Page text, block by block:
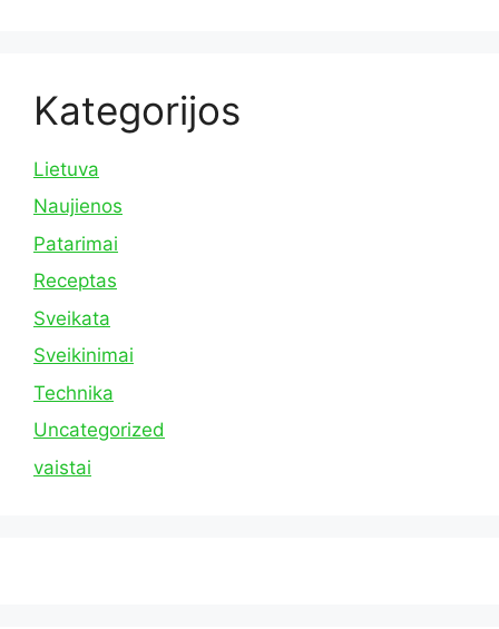
Kategorijos
Lietuva
Naujienos
Patarimai
Receptas
Sveikata
Sveikinimai
Technika
Uncategorized
vaistai